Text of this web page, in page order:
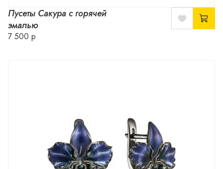
Пусеты Сакура с горячей
эмалью
7 500 р